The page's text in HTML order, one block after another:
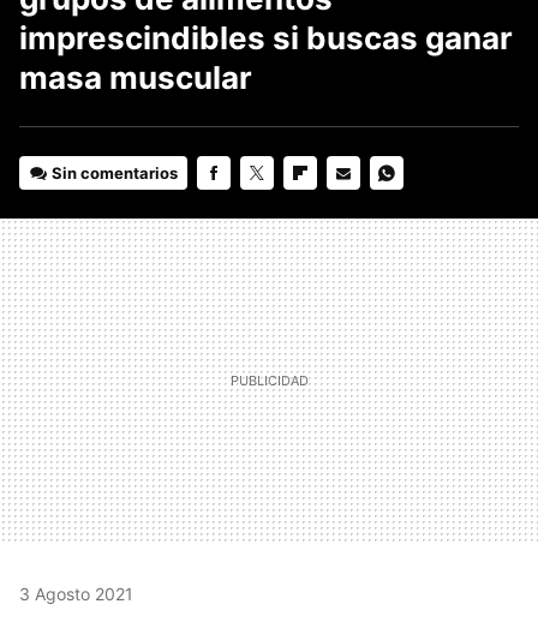
imprescindibles si buscas ganar
masa muscular
Sin comentarios
MAIL
3 Agosto 2021